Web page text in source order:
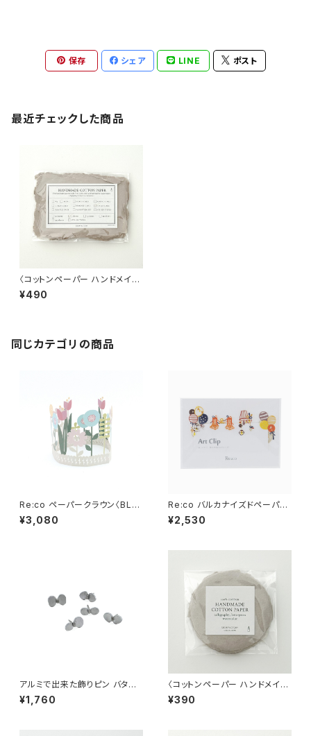
保存 シェア LINE ポスト
最近チェックした商品
〈コットンペーパー ハンドメイド
日本製〉 Sサイズカード グレ
ージュ
¥490
同じカテゴリの商品
Re:co ペーパークラウン〈BLO
OM〉
¥3,080
Re:co バルカナイズドペーパー
アートクリップ
¥2,530
アルミで出来た飾りピン バタフ
ライ（蝶々） 5個入／BOX入
¥1,760
〈コットンペーパー ハンドメイド
日本製〉ラウンドカード グレー
ジュ
¥390